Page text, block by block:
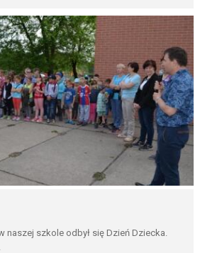
naszej szkole odbył się Dzień Dziecka.